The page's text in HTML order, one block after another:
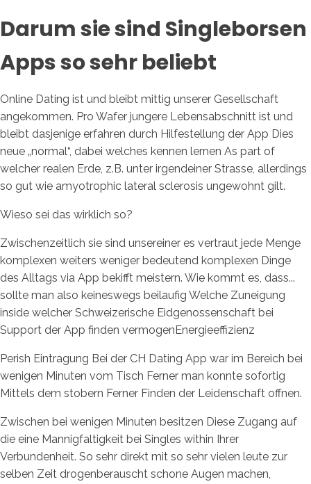
Darum sie sind Singleborsen
Apps so sehr beliebt
Online Dating ist und bleibt mittig unserer Gesellschaft
angekommen. Pro Wafer jungere Lebensabschnitt ist und
bleibt dasjenige erfahren durch Hilfestellung der App Dies
neue „normal“, dabei welches kennen lernen As part of
welcher realen Erde, z.B. unter irgendeiner Strasse, allerdings
so gut wie amyotrophic lateral sclerosis ungewohnt gilt.
Wieso sei das wirklich so?
Zwischenzeitlich sie sind unsereiner es vertraut jede Menge
komplexen weiters weniger bedeutend komplexen Dinge
des Alltags via App bekifft meistern. Wie kommt es, dass...
sollte man also keineswegs beilaufig Welche Zuneigung
inside welcher Schweizerische Eidgenossenschaft bei
Support der App finden vermogenEnergieeffizienz
Perish Eintragung Bei der CH Dating App war im Bereich bei
wenigen Minuten vom Tisch Ferner man konnte sofortig
Mittels dem stobern Ferner Finden der Leidenschaft offnen.
Zwischen bei wenigen Minuten besitzen Diese Zugang auf
die eine Mannigfaltigkeit bei Singles within Ihrer
Verbundenheit. So sehr direkt mit so sehr vielen leute zur
selben Zeit drogenberauscht schone Augen machen,